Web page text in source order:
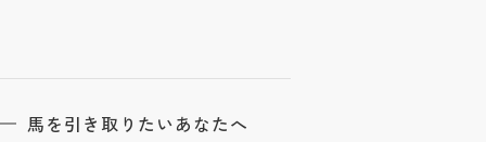
馬を引き取りたいあなたへ